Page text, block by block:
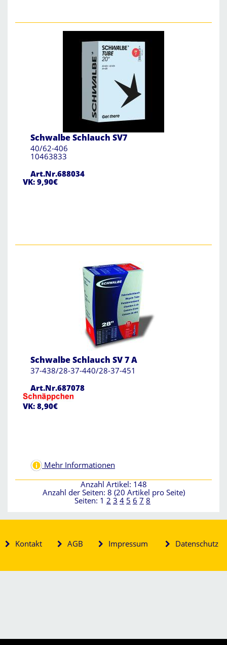
Schwalbe Schlauch SV7
40/62-406
10463833
Art.Nr.688034
VK: 9,90€
Schwalbe Schlauch SV 7 A
37-438/28-37-440/28-37-451
Art.Nr.687078
VK: 8,90€
Mehr Informationen
Anzahl Artikel: 148
Anzahl der Seiten: 8 (20 Artikel pro Seite)
Seiten: 1 2 3 4 5 6 7 8
Kontakt AGB Impressum Datenschutz